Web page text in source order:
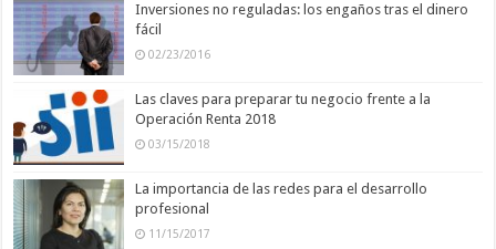
Inversiones no reguladas: los engaños tras el dinero
fácil
02/23/2016
Las claves para preparar tu negocio frente a la
Operación Renta 2018
03/15/2018
La importancia de las redes para el desarrollo
profesional
11/15/2017